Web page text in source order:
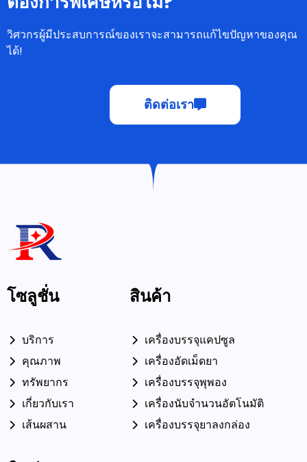
ต้องการพิเศษหรือไม่?
วิศวกรผู้มีประสบการณ์ของเราจะสามารถแก้ไขปัญหาของคุณ
โซลูชั่น
คุณภาพ
ทรัพยากร
สินค้า
เครื่องบรรจุแคปซูล
เครื่องอัดเม็ดยา
เครื่องบรรจุพุพอง
เครื่องนับจำนวนอัตโนมัติ
เครื่องบรรจุยาลงกล่อง